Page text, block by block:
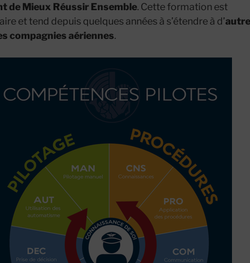
de Mieux Réussir Ensemble. Cette formation est
et tend depuis quelques années à s’étendre à d’
compagnies aériennes.